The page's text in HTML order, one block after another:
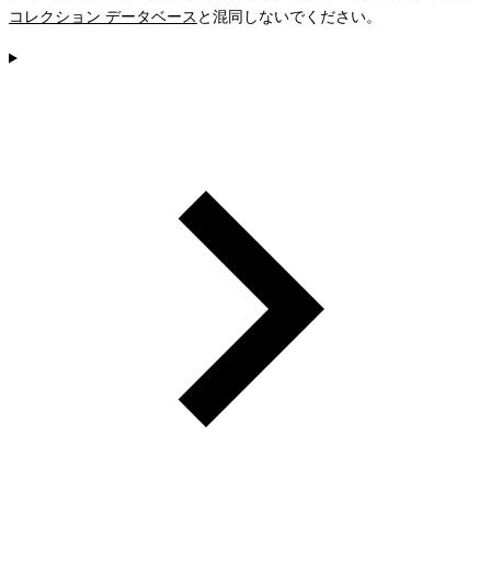
コレクション データベース と混同しないでください。